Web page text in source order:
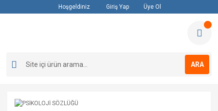
Hoşgeldiniz Giriş Yap Üye Ol
ARA